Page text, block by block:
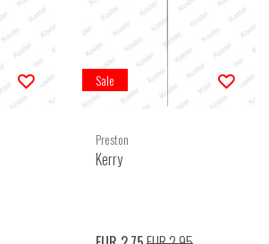
Sale
Preston
Kerry